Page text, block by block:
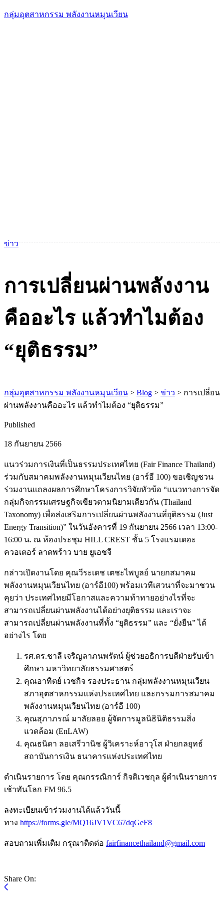
กลุ่มอุตสาหกรรม พลังงานหมุนเวียน
เ
ข่าว
การเปลี่ยนผ่านพลังงาน
คืออะไร แล้วทำไมต้อง
“ยุติธรรม”
กลุ่มอุตสาหกรรม พลังงานหมุนเวียน > Blog > ข่าว > การเปลี่ยน
ผ่านพลังงานคืออะไร แล้วทำไมต้อง “ยุติธรรม”
Published
18 กันยายน 2566
แนวร่วมการเงินที่เป็นธรรมประเทศไทย (Fair Finance Thailand)
ร่วมกับสมาคมพลังงานหมุนเวียนไทย (อาร์อี 100) ขอเชิญชวน
ร่วมงานแถลงผลการศึกษาโครงการวิจัยหัวข้อ “แนวทางการจัด
กลุ่มกิจกรรมเศรษฐกิจเขียวตามนิยามเดียวกัน (Thailand
Taxonomy) เพื่อส่งเสริมการเปลี่ยนผ่านพลังงานที่ยุติธรรม (Just
Energy Transition)” ในวันอังคารที่ 19 กันยายน 2566 เวลา 13:00-
16:00 น. ณ ห้องประชุม HILL CREST ชั้น 5 โรงแรมเดอะ
ควอเตอร์ ลาดพร้าว บาย ยูเอชจี
กล่าวเปิดงานโดย คุณวีระเดช เตชะไพบูลย์ นายกสมาคม
พลังงานหมุนเวียนไทย (อาร์อี100) พร้อมเวทีเสวนาที่จะมาชวน
คุยว่า ประเทศไทยมีโอกาสและความท้าทายอย่างไรที่จะ
สามารถเปลี่ยนผ่านพลังงานได้อย่างยุติธรรม และเราจะ
สามารถเปลี่ยนผ่านพลังงานที่ทั้ง “ยุติธรรม” และ “ยั่งยืน” ได้
อย่างไร โดย
รศ.ดร.ชาลี เจริญลาภนพรัตน์ ผู้ช่วยอธิการบดีฝ่ายรับเข้า
ศึกษา มหาวิทยาลัยธรรมศาสตร์
คุณอาทิตย์ เวชกิจ รองประธาน กลุ่มพลังงานหมุนเวียน
สภาอุตสาหกรรมแห่งประเทศไทย และกรรมการสมาคม
พลังงานหมุนเวียนไทย (อาร์อี 100)
คุณสุภาภรณ์ มาลัยลอย ผู้จัดการมูลนิธินิติธรรมสิ่ง
แวดล้อม (EnLAW)
คุณธนิดา ลอเสรีวานิช ผู้วิเคราะห์อาวุโส ฝ่ายกลยุทธ์
สถาบันการเงิน ธนาคารแห่งประเทศไทย
ดำเนินรายการ โดย คุณกรรณิการ์ กิจติเวชกุล ผู้ดำเนินรายการ
เช้าทันโลก FM 96.5
ลงทะเบียนเข้าร่วมงานได้แล้ววันนี้
ทาง https://forms.gle/MQ16JV1VC67dqGeF8
สอบถามเพิ่มเติม กรุณาติดต่อ fairfinancethailand@gmail.com
Share On: